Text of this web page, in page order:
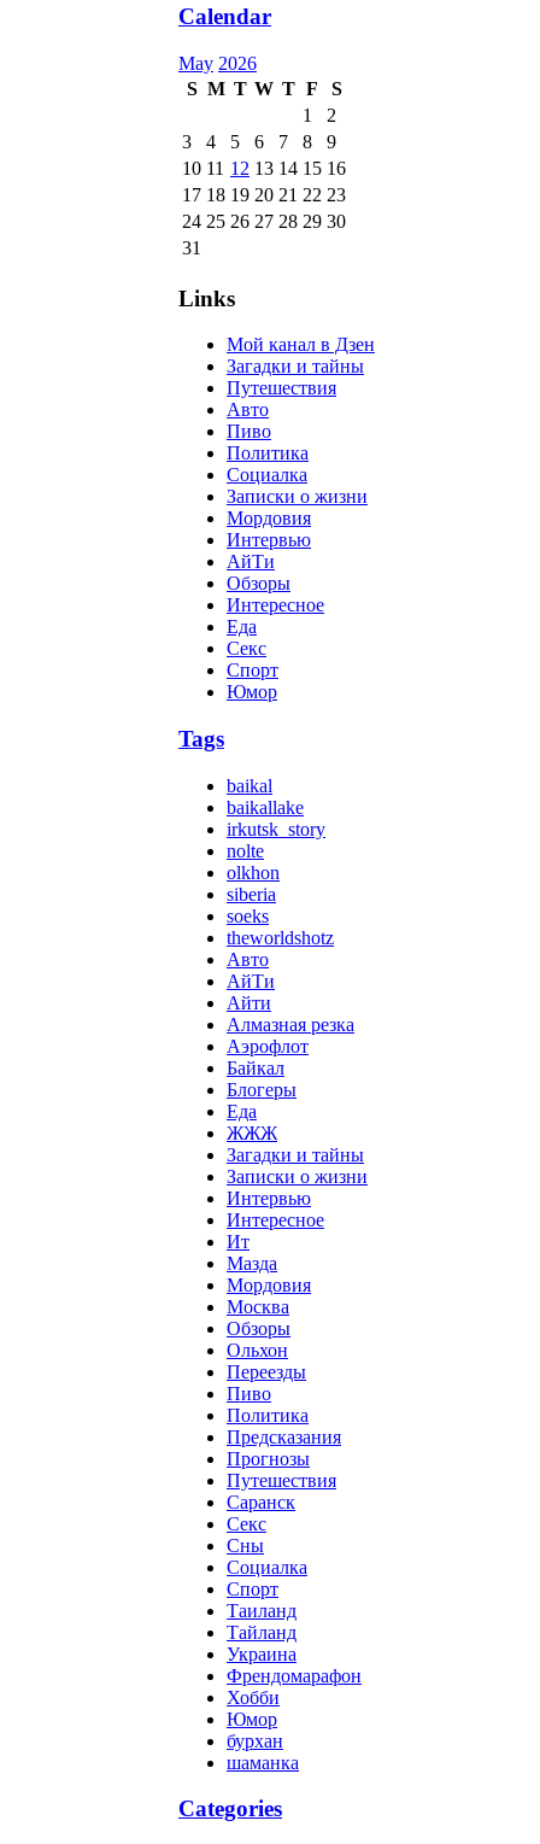
Calendar
May 2026
S M T W T F
S
1
2
3
4 5 6 7 8
9
10 11 12 13 14 15 16
17 18 19 20 21 22 23
24 25 26 27 28 29 30
31
Links
Мой канал в Дзен
Загадки и тайны
Путешествия
Авто
Пиво
Политика
Социалка
Записки о жизни
Мордовия
Интервью
АйТи
Обзоры
Интересное
Еда
Секс
Спорт
Юмор
Tags
baikal
baikallake
irkutsk_story
nolte
olkhon
siberia
soeks
theworldshotz
Авто
АйТи
Айти
Алмазная резка
Аэрофлот
Байкал
Блогеры
Еда
ЖЖЖ
Загадки и тайны
Записки о жизни
Интервью
Интересное
Ит
Мазда
Мордовия
Москва
Обзоры
Ольхон
Переезды
Пиво
Политика
Предсказания
Прогнозы
Путешествия
Саранск
Секс
Сны
Социалка
Спорт
Таиланд
Тайланд
Украина
Френдомарафон
Хобби
Юмор
бурхан
шаманка
Categories